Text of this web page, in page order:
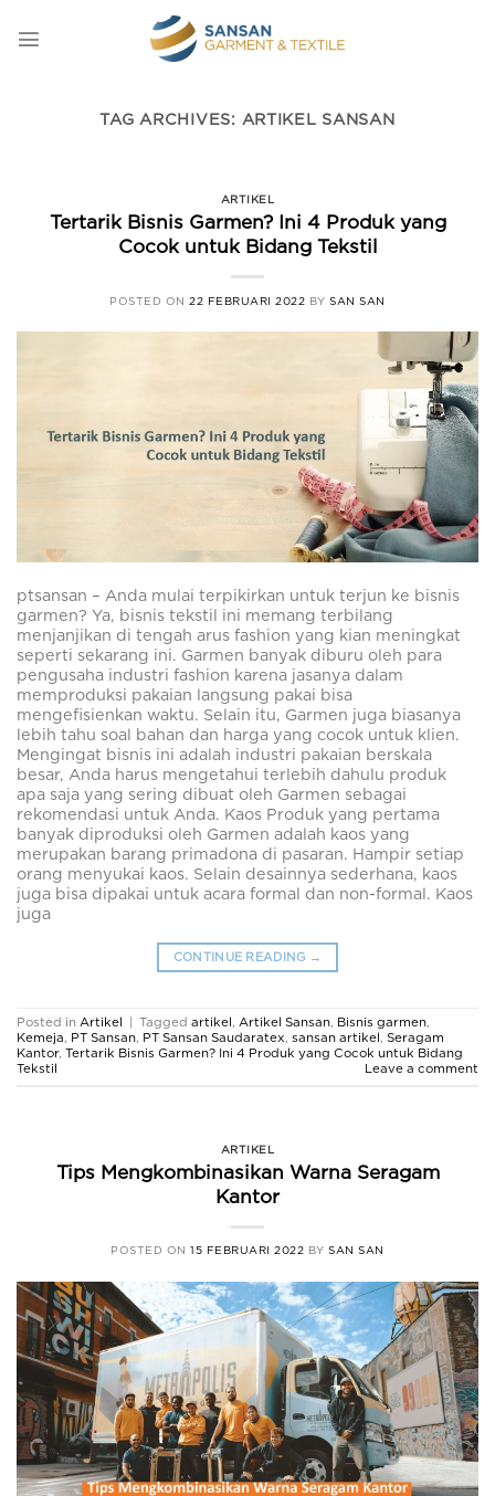
content
TAG ARCHIVES: ARTIKEL SANSAN
ARTIKEL
Tertarik Bisnis Garmen? Ini 4 Produk yang
Cocok untuk Bidang Tekstil
POSTED ON22 FEBRUARI 2022 BYSAN SAN
ptsansan – Anda mulai terpikirkan untuk terjun ke bisnis
garmen? Ya, bisnis tekstil ini memang terbilang
menjanjikan di tengah arus fashion yang kian meningkat
seperti sekarang ini. Garmen banyak diburu oleh para
pengusaha industri fashion karena jasanya dalam
memproduksi pakaian langsung pakai bisa
mengefisienkan waktu. Selain itu, Garmen juga biasanya
lebih tahu soal bahan dan harga yang cocok untuk klien.
Mengingat bisnis ini adalah industri pakaian berskala
besar, Anda harus mengetahui terlebih dahulu produk
apa saja yang sering dibuat oleh Garmen sebagai
rekomendasi untuk Anda. Kaos Produk yang pertama
banyak diproduksi oleh Garmen adalah kaos yang
merupakan barang primadona di pasaran. Hampir setiap
orang menyukai kaos. Selain desainnya sederhana, kaos
juga bisa dipakai untuk acara formal dan non-formal. Kaos
juga
CONTINUE READING →
Posted in Artikel Tagged artikel , Artikel Sansan, Bisnis garmen,
Kemeja, PT Sansan, PT Sansan Saudaratex, sansan artikel , Seragam
Kantor, Tertarik Bisnis Garmen? Ini 4 Produk yang Cocok untuk Bidang
Tekstil
Leave a comment
ARTIKEL
Tips Mengkombinasikan Warna Seragam
Kantor
POSTED ON15 FEBRUARI 2022 BYSAN SAN